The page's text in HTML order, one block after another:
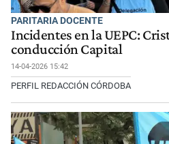
PARITARIA DOCENTE
Incidentes en la UEPC:
conducción Capital
14-04-2026 15:42
PERFIL REDACCIÓN CÓRDOBA